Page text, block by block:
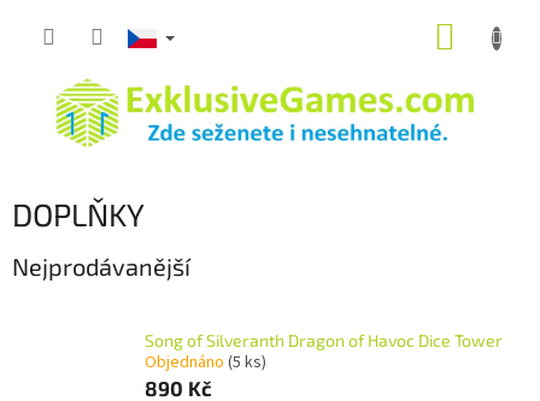
DOPLŇKY
Nejprodávanější
Song of Silveranth Dragon of Havoc Dice Tower
Objednáno (5 ks)
890 Kč